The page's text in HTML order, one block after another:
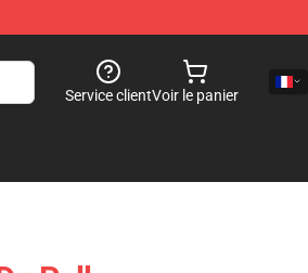
Service clientVoir le panier